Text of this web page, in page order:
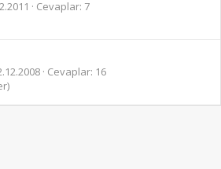
Cevaplar: 7
Cevaplar: 16